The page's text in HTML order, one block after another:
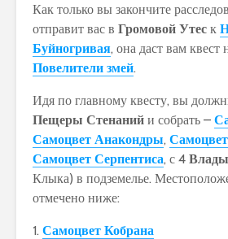
Как только вы закончите
отправит вас в Громовой Утес к
Буйногривая, она даст вам квест
Повелители змей.
Идя по главному квесту, вы
Пещеры Стенаний и собрать –
Самоцвет Анакондры,
Самоцвет Серпентиса, с 4
Клыка) в подземелье.
отмечено ниже:
1. Самоцвет Кобрана